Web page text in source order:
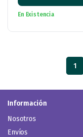
En Existencia
1
Información
Nosotros
Envíos